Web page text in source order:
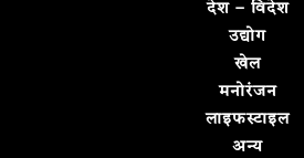
देश – विदेश
उद्योग
खेल
मनोरंजन
लाइफस्टाइल
अन्य